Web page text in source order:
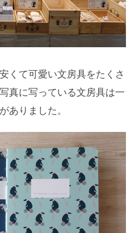
くて可愛い文房具をたくさ
真に写っている文房具は一
ありました。